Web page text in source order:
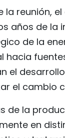
la reunión,
años de la
de la
hacia
el
el cambio
de la
en